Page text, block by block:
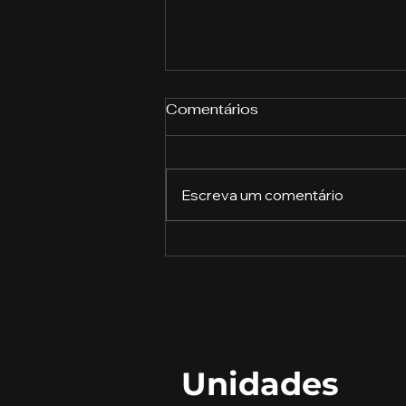
Comentários
Escreva um comentário
Unidades